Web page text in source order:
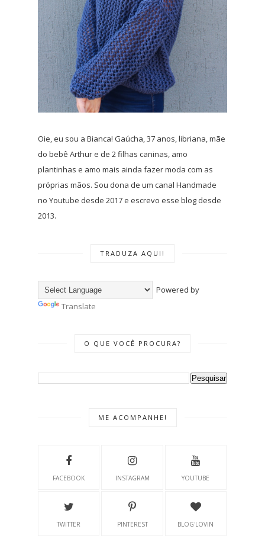
Oie, eu sou a Bianca! Gaúcha, 37 anos, libriana, mãe
do bebê Arthur e de 2 filhas caninas, amo
plantinhas e amo mais ainda fazer moda com as
próprias mãos. Sou dona de um canal Handmade
no Youtube desde 2017 e escrevo esse blog desde
2013.
TRADUZA AQUI!
Powered by
Translate
O QUE VOCÊ PROCURA?
ME ACOMPANHE!
FACEBOOK INSTAGRAM YOUTUBE
TWITTER PINTEREST BLOG'LOVIN